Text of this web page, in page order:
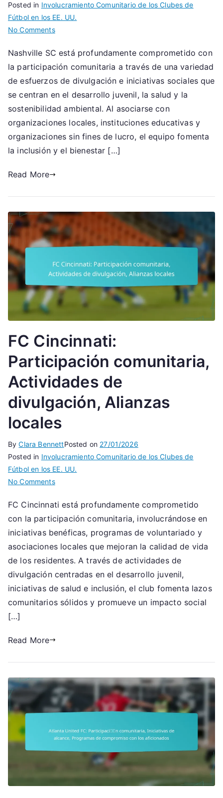
Posted in Involucramiento Comunitario de los Clubes de
Fútbol en los EE. UU.
No Commentson
SC:
Participación
comunitaria,
Esfuerzos
de
Iniciativas
sociales
Nashville SC está profundamente comprometido con
la participación comunitaria a través de una variedad
de esfuerzos de divulgación e iniciativas sociales que
se centran en el desarrollo juvenil, la salud y la
sostenibilidad ambiental. Al asociarse con
organizaciones locales, instituciones educativas y
organizaciones sin fines de lucro, el equipo fomenta
la inclusión y el bienestar […]
Read More
FC Cincinnati:
Participación comunitaria,
Actividades de
divulgación, Alianzas
locales
ByClara BennettPosted on 27/01/2026
Posted in Involucramiento Comunitario de los Clubes de
Fútbol en los EE. UU.
No Commentson
Cincinnati:
Participación
comunitaria,
Actividades
Alianzas
locales
FC Cincinnati está profundamente comprometido
con la participación comunitaria, involucrándose en
iniciativas benéficas, programas de voluntariado y
asociaciones locales que mejoran la calidad de vida
de los residentes. A través de actividades de
divulgación centradas en el desarrollo juvenil,
iniciativas de salud e inclusión, el club fomenta lazos
comunitarios sólidos y promueve un impacto social
[…]
Read More